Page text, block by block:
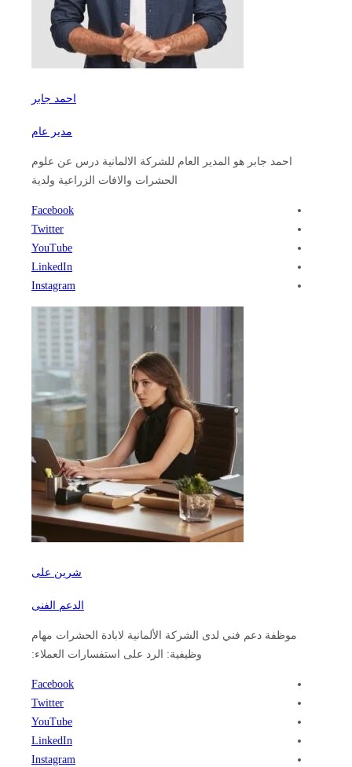
احمد جابر
مدير عام
احمد جابر هو المدير العام للشركة الالمانية درس عن علوم
الحشرات والافات الزراعية ولدية
Facebook
Twitter
YouTube
LinkedIn
Instagram
شرين على
الدعم الفنى
موظفة دعم فني لدى الشركة الألمانية لابادة الحشرات مهام
وظيفية: الرد على استفسارات العملاء:
Facebook
Twitter
YouTube
LinkedIn
Instagram